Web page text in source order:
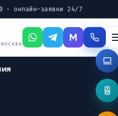
· онлайн-заявки 24/7